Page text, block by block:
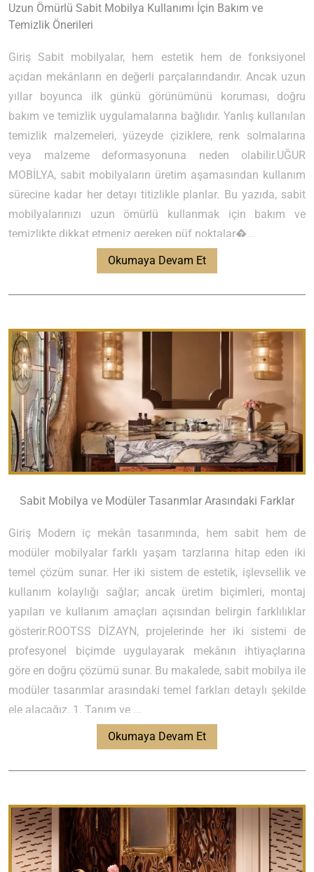
Uzun Ömürlü Sabit Mobilya Kullanımı İçin Bakım ve
Temizlik Önerileri
Giriş Sabit mobilyalar, hem estetik hem de fonksiyonel
açıdan mekânların en değerli parçalarındandır. Ancak uzun
yıllar boyunca ilk günkü görünümünü koruması, doğru
bakım ve temizlik uygulamalarına bağlıdır. Yanlış kullanılan
temizlik malzemeleri, yüzeyde çiziklere, renk solmalarına
veya malzeme deformasyonuna neden olabilir.UĞUR
MOBİLYA, sabit mobilyaların üretim aşamasından kullanım
sürecine kadar her detayı titizlikle planlar. Bu yazıda, sabit
mobilyalarınızı uzun ömürlü kullanmak için bakım ve
temizlikte dikkat etmeniz gereken püf noktalar�...
Okumaya Devam Et
Sabit Mobilya ve Modüler Tasarımlar Arasındaki Farklar
Giriş Modern iç mekân tasarımında, hem sabit hem de
modüler mobilyalar farklı yaşam tarzlarına hitap eden iki
temel çözüm sunar. Her iki sistem de estetik, işlevsellik ve
kullanım kolaylığı sağlar; ancak üretim biçimleri, montaj
yapıları ve kullanım amaçları açısından belirgin farklılıklar
gösterir.ROOTSS DİZAYN, projelerinde her iki sistemi de
profesyonel biçimde uygulayarak mekânın ihtiyaçlarına
göre en doğru çözümü sunar. Bu makalede, sabit mobilya ile
modüler tasarımlar arasındaki temel farkları detaylı şekilde
ele alacağız. 1. Tanım ve ...
Okumaya Devam Et